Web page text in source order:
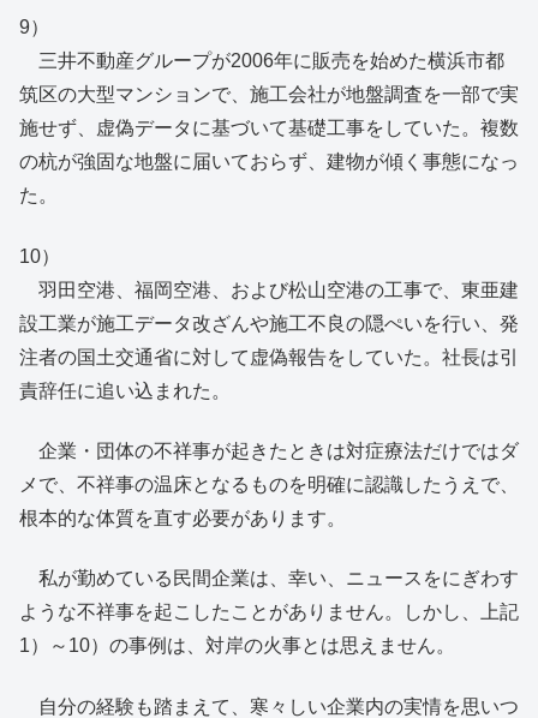
9）
三井不動産グループが2006年に販売を始めた横浜市都
筑区の大型マンションで、施工会社が地盤調査を一部で実
施せず、虚偽データに基づいて基礎工事をしていた。複数
の杭が強固な地盤に届いておらず、建物が傾く事態になっ
た。
10）
羽田空港、福岡空港、および松山空港の工事で、東亜建
設工業が施工データ改ざんや施工不良の隠ぺいを行い、発
注者の国土交通省に対して虚偽報告をしていた。社長は引
責辞任に追い込まれた。
企業・団体の不祥事が起きたときは対症療法だけではダ
メで、不祥事の温床となるものを明確に認識したうえで、
根本的な体質を直す必要があります。
私が勤めている民間企業は、幸い、ニュースをにぎわす
ような不祥事を起こしたことがありません。しかし、上記
1）～10）の事例は、対岸の火事とは思えません。
自分の経験も踏まえて、寒々しい企業内の実情を思いつ